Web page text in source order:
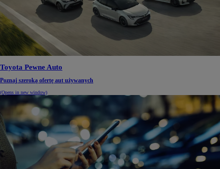
Toyota Pewne Auto
Poznaj szeroką ofertę aut używanych
(Opens in new window)